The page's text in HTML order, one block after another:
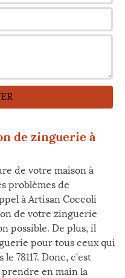
de zinguerie à
de votre maison à
problèmes de
à Artisan Coccoli
de votre zinguerie
possible. De plus, il
pour tous ceux qui
78117. Donc, c’est
en main la